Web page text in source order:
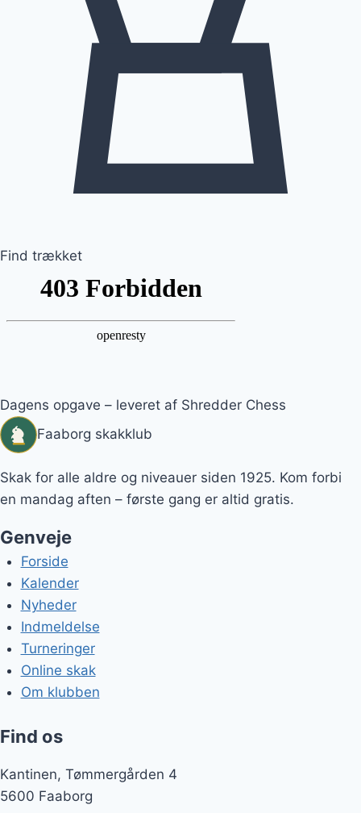
Find trækket
Dagens opgave – leveret af Shredder Chess
Faaborg skakklub
Skak for alle aldre og niveauer siden 1925. Kom forbi
en mandag aften – første gang er altid gratis.
Genveje
Forside
Kalender
Nyheder
Indmeldelse
Turneringer
Online skak
Om klubben
Find os
Kantinen, Tømmergården 4
5600 Faaborg